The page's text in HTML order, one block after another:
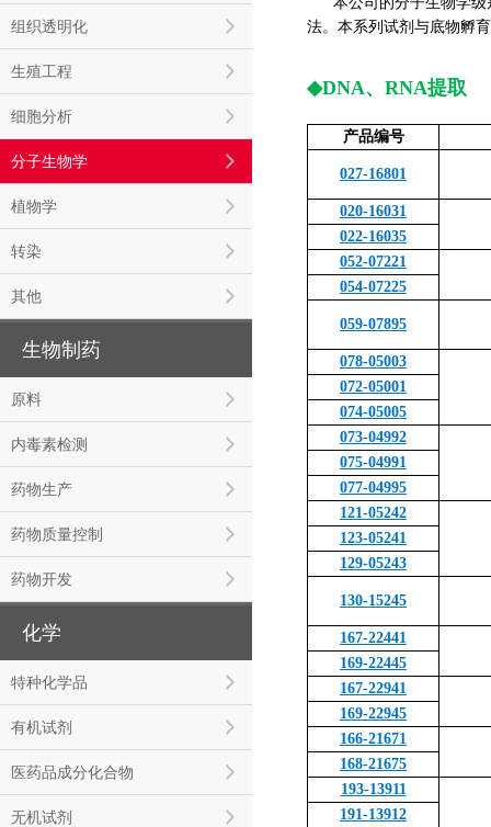
组织透明化
生殖工程
细胞分析
分子生物学
植物学
转染
其他
生物制药
原料
内毒素检测
药物生产
药物质量控制
药物开发
化学
特种化学品
有机试剂
医药品成分化合物
无机试剂
法。本系列试剂与底物孵
◆DNA、RNA提取
产品编号
027-16801
020-16031
022-16035
052-07221
054-07225
059-07895
078-05003
072-05001
074-05005
073-04992
075-04991
077-04995
121-05242
123-05241
129-05243
130-15245
167-22441
169-22445
167-22941
169-22945
166-21671
168-21675
193-13911
191-13912